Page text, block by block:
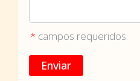
* campos requeridos.